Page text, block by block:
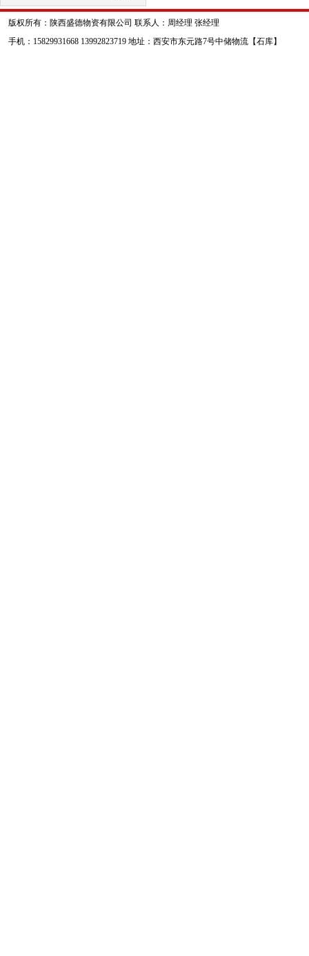
版权所有：陕西盛德物资有限公司 联系人：周经理 张经理
手机：15829931668 13992823719 地址：西安市东元路7号中储物流【石库】